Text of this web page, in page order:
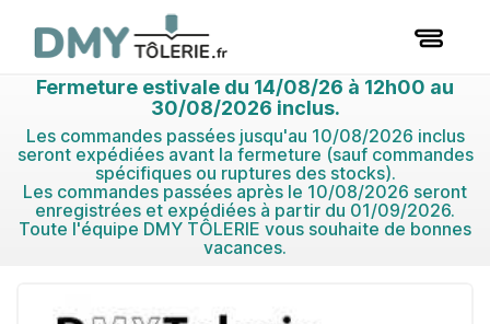
Fermeture estivale du 14/08/26 à 12h00 au
30/08/2026 inclus.
Les commandes passées jusqu'au 10/08/2026 inclus
seront expédiées avant la fermeture (sauf commandes
spécifiques ou ruptures des stocks).
Les commandes passées après le 10/08/2026 seront
enregistrées et expédiées à partir du 01/09/2026.
Toute l'équipe DMY TÔLERIE vous souhaite de bonnes
vacances.